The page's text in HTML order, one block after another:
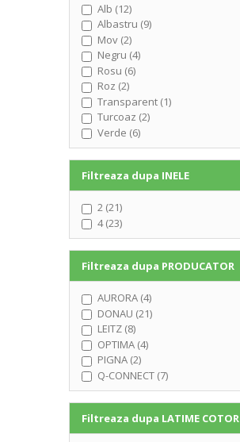
Alb (12)
Albastru (9)
Mov (2)
Negru (4)
Rosu (6)
Roz (2)
Transparent (1)
Turcoaz (2)
Verde (6)
Filtreaza dupa INELE
2 (21)
4 (23)
Filtreaza dupa PRODUCATOR
AURORA (4)
DONAU (21)
LEITZ (8)
OPTIMA (4)
PIGNA (2)
Q-CONNECT (7)
Filtreaza dupa LATIME COTOR